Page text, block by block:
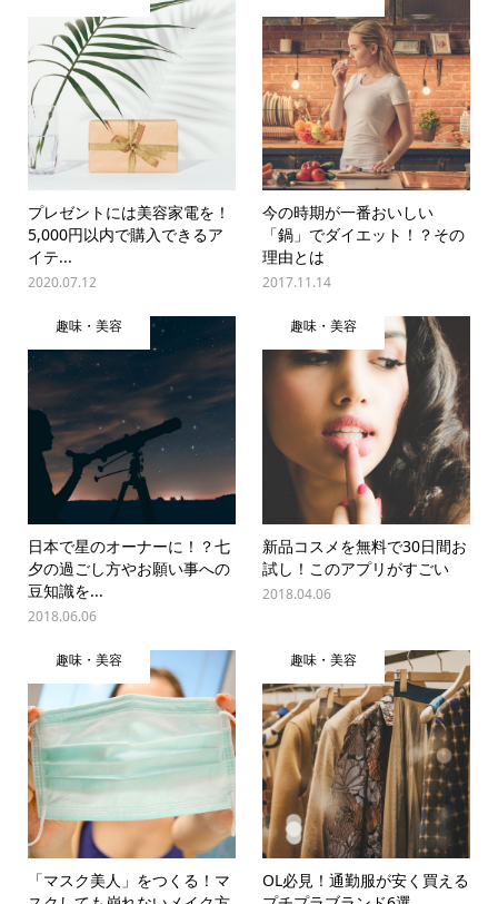
プレゼントには美容家電を！
5,000円以内で購入できるア
イテ...
2020.07.12
今の時期が一番おいしい
「鍋」でダイエット！？その
理由とは
2017.11.14
趣味・美容
日本で星のオーナーに！？七
夕の過ごし方やお願い事への
豆知識を...
2018.06.06
趣味・美容
新品コスメを無料で30日間お
試し！このアプリがすごい
2018.04.06
趣味・美容
「マスク美人」をつくる！マ
趣味・美容
OL必見！通勤服が安く買える